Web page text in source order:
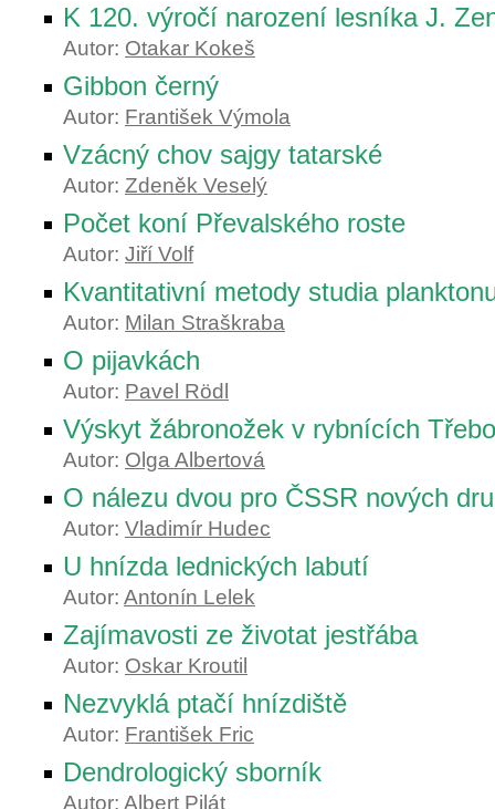
K 120. výročí narození lesníka J.
Autor: Otakar Kokeš
Gibbon černý
Autor: František Výmola
Vzácný chov sajgy tatarské
Autor: Zdeněk Veselý
Počet koní Převalského roste
Autor: Jiří Volf
Kvantitativní metody studia
Autor: Milan Straškraba
O pijavkách
Autor: Pavel Rödl
Výskyt žábronožek v rybnících
Autor: Olga Albertová
O nálezu dvou pro ČSSR nových
Autor: Vladimír Hudec
U hnízda lednických labutí
Autor: Antonín Lelek
Zajímavosti ze životat jestřába
Autor: Oskar Kroutil
Nezvyklá ptačí hnízdiště
Autor: František Fric
Dendrologický sborník
Autor: Albert Pilát